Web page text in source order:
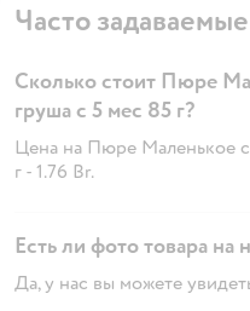
Часто
Сколько стоит Пюре
груша с 5 мес 85 г?
Цена на Пюре Маленькое
г - 1.76 Br.
Есть ли фото товара на
Да, у нас вы можете